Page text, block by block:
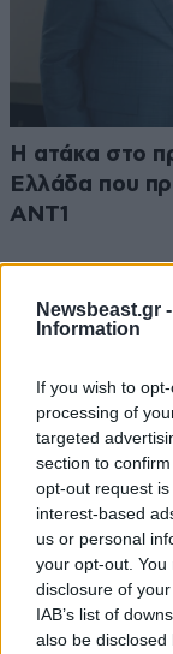
Newsbeast.gr -
Information
If you wish to
processing of
targeted
section to
opt-out request
interest-based
us or personal
your opt-out.
disclosure of
IAB’s list of
also be
Η ατάκα στο
Ελλάδα που
ΑΝΤ1
και